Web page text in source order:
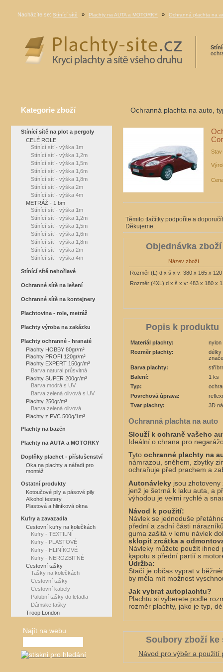
Nacházíte se: Stínící sítě » Plachty na AUTA a MOTORKY » Ochranná plachta na
Ochranná plachta na auto,
Stav
Těmito tlačítky podpoříte a
Děkujeme.
Objednávka zboží
Název zboží
Rozměr (L) d x š x v: 380 x 165 x 120
Rozměr (4XL) d x š x v: 483 x 180 x
Popis k produktu
Materiál plachty:
nylon
Rozměr plachty:
délky
Barva plachty:
Balení:
1 ks
Typ:
Povrchová úprava:
Tvar plachty:
3D
Ochranná plachta na auto
Slouží k ochraně vašeho
Ideální o chrana pro
Tyto ochranné plachty na
námrazou, sněhem, zbytky
ochraňuje před prachem a
Autonávleky jsou
jenž je šetrná k laku auta, a
výhodou je velmi rychlé a
Návod k použití:
Návlek se jednoduše
přední a zadní části
guma zašitá v lemu návlek
sklopit zrcátka a
Návleky můžete použít
kapotu s přední partií s
Údržba:
Stačí je občas vyprat v
by měla mít možnost
Jak vybrat autoplachtu?
Plachtu si vyberete podle
rozměr plachty, jako je typ,
Soubory zboží ke
Návod pro výběr a použití
Kategorie zboží
Stínící sítě na plot a pergoly
CELÉ ROLE
Stínící síť - výška 1m
Stínící síť - výška 1,2m
Stínící síť - výška 1,5m
Stínící síť - výška 1,6m
Stínící síť - výška 1,8m
Stínící síť - výška 2m
Stínící síť - výška 4m
METRÁŽ - 1 bm
Stínící síť - výška 1m
Stínící síť - výška 1,2m
Stínící síť - výška 1,5m
Stínící síť - výška 1,6m
Stínící síť - výška 1,8m
Stínící síť - výška 2m
Stínící síť - výška 4m
Stínící sítě nehořlavé
Ochranné sítě na lešení
Ochranné sítě na kontejnery
Plachtovina - role, metráž
Plachty výroba na zakázku
Plachty ochranné - hranaté
Plachty HOBBY 80gr/m²
Plachty PROFI 120gr/m²
Plachty EXPERT 150gr/m²
Barva natural průsvitná
Plachty SUPER 200gr/m²
Barva modrá s UV
Barva zelená olivová s UV
Plachty 250gr/m²
Barva zelená olivová
Plachty z PVC 500g/1m²
Plachty na bazén
Plachty na AUTA a MOTORKY
Doplňky plachet - příslušenství
Oka na plachty a nářadí pro
montáž
Ostatní produkty
Kotoučové pily a pásové pily
Alkohol testery
Plastová a hliníková okna
Kufry a zavazadla
Cestovní kufry na kolečkách
Kufry - TEXTILNÍ
Kufry - PLASTOVÉ
Kufry - HLINÍKOVÉ
Kufry - NEROZBITNÉ
Cestovní tašky
Tašky na kolečkách
Cestovní tašky
Cestovní kabely
Palubní tašky do letadla
Dámske tašky
Troop London
Najít na webu